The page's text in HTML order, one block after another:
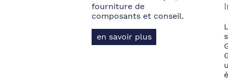
fourniture de
composants et conseil.
en savoir plus